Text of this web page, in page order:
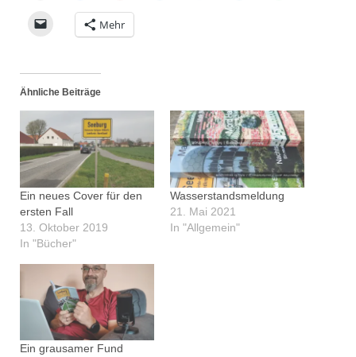
Mehr
Ähnliche Beiträge
Ein neues Cover für den
ersten Fall
13. Oktober 2019
In "Bücher"
Wasserstandsmeldung
21. Mai 2021
In "Allgemein"
Ein grausamer Fund